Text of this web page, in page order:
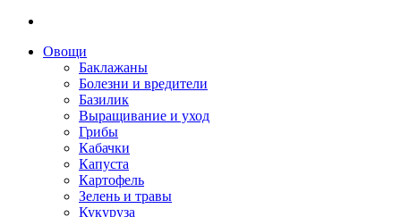
Овощи
Баклажаны
Болезни и вредители
Базилик
Выращивание и уход
Грибы
Кабачки
Капуста
Картофель
Зелень и травы
Кукуруза